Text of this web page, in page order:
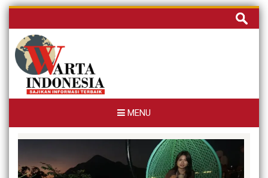
Skip
content
Cari
untuk:
MENU